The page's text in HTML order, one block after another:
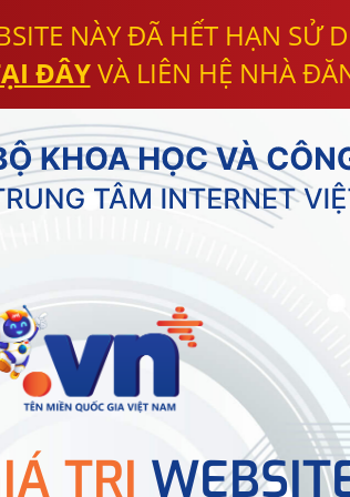
NÀY ĐÃ HẾT HẠN SỬ
ĐÂYVÀ LIÊN HỆ NHÀ
TRỊ